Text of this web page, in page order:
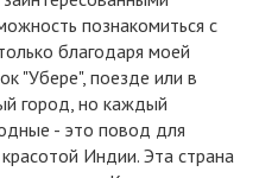
познакомиться с
благодаря моей
"Убере", поезде или в
город, но каждый
- это повод для
Индии. Эта страна